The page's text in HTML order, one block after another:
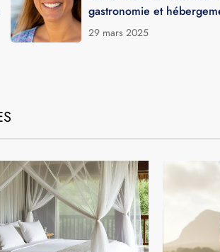
LES LIEUX À DÉCOUVRIR
Sainte-Suzanne à la
gastronomie et
29 mars 2025